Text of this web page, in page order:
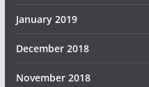
January 2019
December 2018
November 2018